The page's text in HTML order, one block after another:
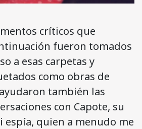
críticos que
fueron tomados
a esas carpetas y
como obras de
ayudaron también las
con Capote, su
espía, quien a menudo me